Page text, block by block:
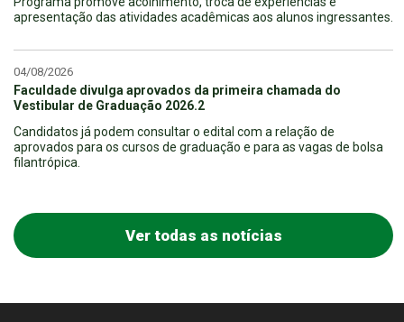
apresentação das atividades acadêmicas aos alunos ingressantes.
04/08/2026
Faculdade divulga aprovados da primeira chamada do
Vestibular de Graduação 2026.2
Candidatos já podem consultar o edital com a relação de
aprovados para os cursos de graduação e para as vagas de bolsa
filantrópica.
Ver todas as notícias